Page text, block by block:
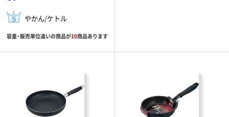
やかん/ケトル
容量・販売単位違いの商品が10商品あります